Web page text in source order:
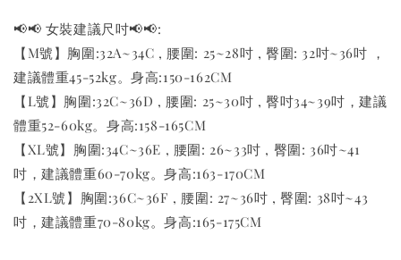
📢📢 女裝建議尺吋📢📢:
【M號】胸圍:32A~34C , 腰圍: 25~28吋 , 臀圍: 32吋~36吋 ，
建議體重45-52kg。身高:150-162CM
【L號】胸圍:32C~36D , 腰圍: 25~30吋 , 臀吋34~39吋，建議
體重52-60kg。身高:158-165CM
【XL號】胸圍:34C~36E , 腰圍: 26~33吋 , 臀圍: 36吋~41
吋，建議體重60-70kg。身高:163-170CM
【2XL號】胸圍:36C~36F , 腰圍: 27~36吋 , 臀圍: 38吋~43
吋，建議體重70-80kg。身高:165-175CM